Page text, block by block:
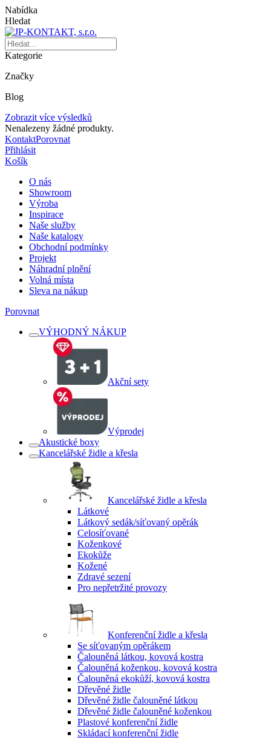
Nabídka
Hledat
Kategorie
Značky
Blog
Zobrazit více výsledků
Nenalezeny žádné produkty.
KontaktPorovnat
Přihlásit
Košík
O nás
Showroom
Výroba
Inspirace
Naše služby
Naše katalogy
Obchodní podmínky
Projekt
Náhradní plnění
Volná místa
Sleva na nákup
Porovnat
VÝHODNÝ NÁKUP
Akční sety
Výprodej
Akustické boxy
Kancelářské židle a křesla
Kancelářské židle a křesla
Látkové
Látkový sedák/síťovaný opěrák
Celosíťované
Koženkové
Ekokůže
Kožené
Zdravé sezení
Pro nepřetržité provozy
Konferenční židle a křesla
Se síťovaným opěrákem
Čalouněná látkou, kovová kostra
Čalouněná koženkou, kovová kostra
Čalouněná ekokůží, kovová kostra
Dřevěné židle
Dřevěné židle čalouněné látkou
Dřevěné židle čalouněné koženkou
Plastové konferenční židle
Skládací konferenční židle